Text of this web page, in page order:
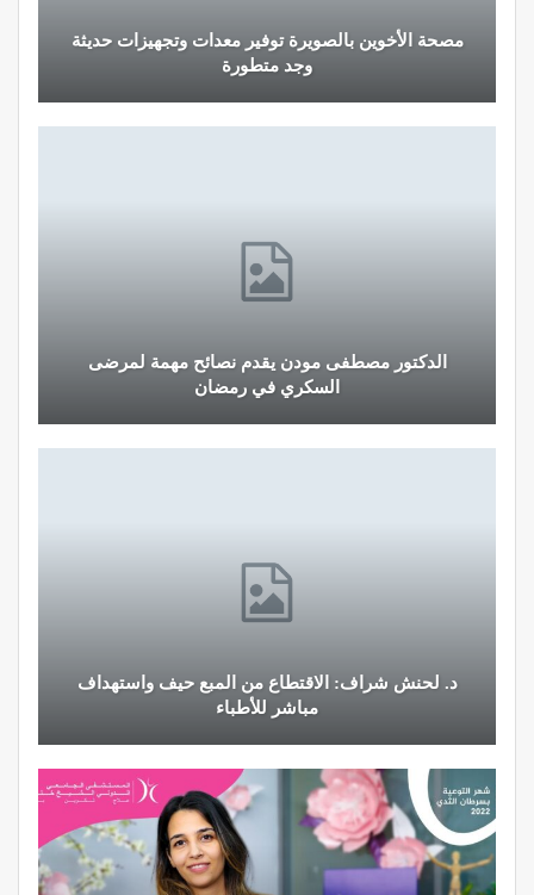
مصحة الأخوين بالصويرة توفير معدات وتجهيزات حديثة
وجد متطورة
الدكتور مصطفى مودن يقدم نصائح مهمة لمرضى
السكري في رمضان
د. لحنش شراف: الاقتطاع من المبع حيف واستهداف
مباشر للأطباء